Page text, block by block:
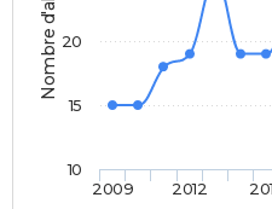
2009 2012
10
15
20